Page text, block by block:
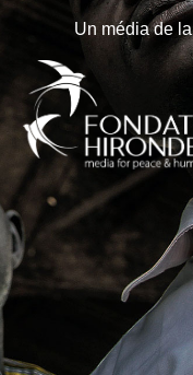
Un média de la